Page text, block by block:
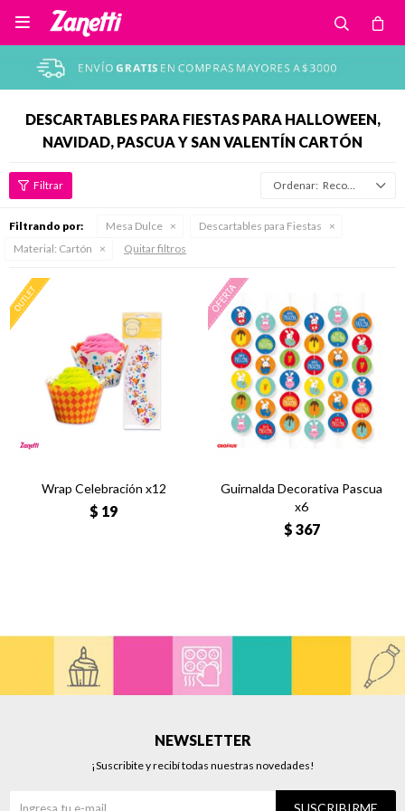

DESCARTABLES PARA FIESTAS PARA HALLOWEEN,
NAVIDAD, PASCUA Y SAN VALENTÍN CARTÓN
Recomendados
Filtrando por: Mesa Dulce
Descartables para Fiestas
Material: Cartón Quitar filtros
Wrap Celebración x12
$ 19
Guirnalda Decorativa Pascua
x6
$ 367
NEWSLETTER
¡Suscribite y recibí todas nuestras novedades!
SUSCRIBIRME